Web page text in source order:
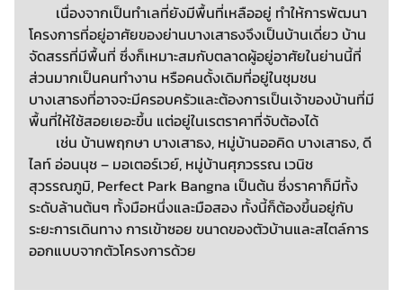
เนื่องจากเป็นทำเลที่ยังมีพื้นที่เหลืออยู่ ทำให้การพัฒนา
โครงการที่อยู่อาศัยของย่านบางเสาธงจึงเป็นบ้านเดี่ยว บ้าน
จัดสรรที่มีพื้นที่ ซึ่งก็เหมาะสมกับตลาดผู้อยู่อาศัยในย่านนี้ที่
ส่วนมากเป็นคนทำงาน หรือคนดั้งเดิมที่อยู่ในชุมชน
บางเสาธงที่อาจจะมีครอบครัวและต้องการเป็นเจ้าของบ้านที่มี
พื้นที่ให้ใช้สอยเยอะขึ้น แต่อยู่ในเรตราคาที่จับต้องได้
เช่น บ้านพฤกษา บางเสาธง, หมู่บ้านออคิด บางเสาธง, ดี
ไลท์ อ่อนนุช – มอเตอร์เวย์, หมู่บ้านศุภวรรณ เวนิช
สุวรรณภูมิ, Perfect Park Bangna เป็นต้น ซึ่งราคาก็มีทั้ง
ระดับล้านต้นๆ ทั้งมือหนึ่งและมือสอง ทั้งนี้ก็ต้องขึ้นอยู่กับ
ระยะการเดินทาง การเข้าซอย ขนาดของตัวบ้านและสไตล์การ
ออกแบบจากตัวโครงการด้วย